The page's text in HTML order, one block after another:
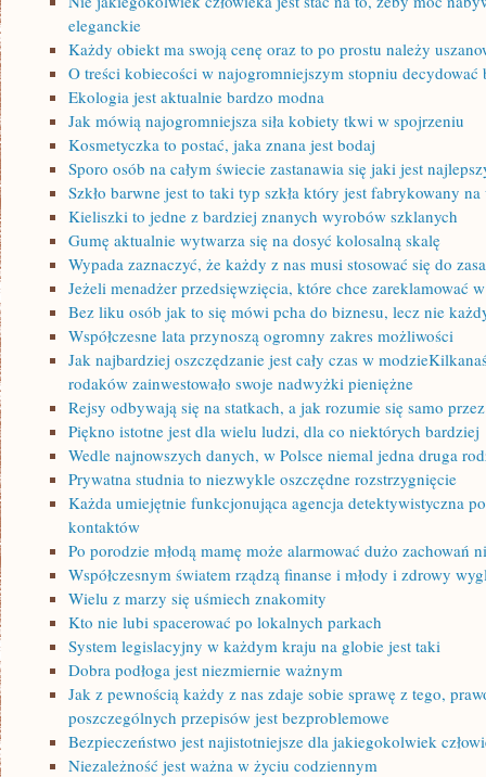
eleganckie
Każdy obiekt ma swoją cenę oraz to po prostu należy
O treści kobiecości w najogromniejszym stopniu decydować
Ekologia jest aktualnie bardzo modna
Jak mówią najogromniejsza siła kobiety tkwi w spojrzeniu
Kosmetyczka to postać, jaka znana jest bodaj
Sporo osób na całym świecie zastanawia się jaki jest
Szkło barwne jest to taki typ szkła który jest fabrykowany na
Kieliszki to jedne z bardziej znanych wyrobów szklanych
Gumę aktualnie wytwarza się na dosyć kolosalną skalę
Wypada zaznaczyć, że każdy z nas musi stosować się do
Jeżeli menadżer przedsięwzięcia, które chce zareklamować
Bez liku osób jak to się mówi pcha do biznesu, lecz nie
Współczesne lata przynoszą ogromny zakres możliwości
Jak najbardziej oszczędzanie jest cały czas w
rodaków zainwestowało swoje nadwyżki pieniężne
Rejsy odbywają się na statkach, a jak rozumie się samo
Piękno istotne jest dla wielu ludzi, dla co niektórych bardziej
Wedle najnowszych danych, w Polsce niemal jedna druga
Prywatna studnia to niezwykle oszczędne rozstrzygnięcie
Każda umiejętnie funkcjonująca agencja detektywistyczna
kontaktów
Po porodzie młodą mamę może alarmować dużo zachowań
Współczesnym światem rządzą finanse i młody i zdrowy
Wielu z marzy się uśmiech znakomity
Kto nie lubi spacerować po lokalnych parkach
System legislacyjny w każdym kraju na globie jest taki
Dobra podłoga jest niezmiernie ważnym
Jak z pewnością każdy z nas zdaje sobie sprawę z tego,
poszczególnych przepisów jest bezproblemowe
Bezpieczeństwo jest najistotniejsze dla jakiegokolwiek
Niezależność jest ważna w życiu codziennym